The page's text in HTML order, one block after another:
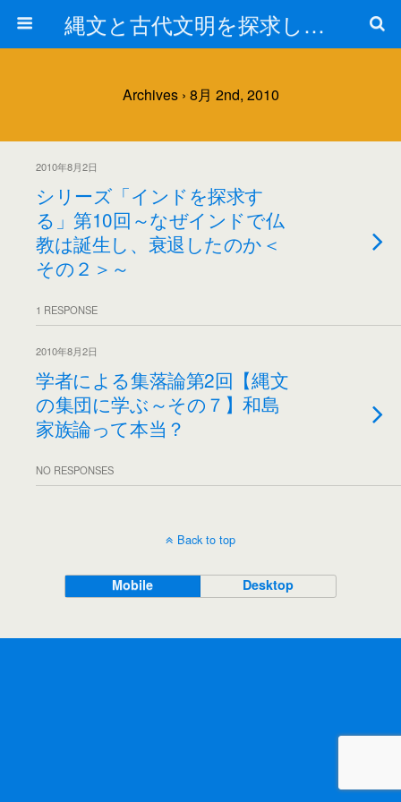
縄文と古代文明を探求しよう！
Archives › 8月 2nd, 2010
2010年8月2日
シリーズ「インドを探求す
る」第10回～なぜインドで仏
教は誕生し、衰退したのか＜
その２＞～
1 RESPONSE
2010年8月2日
学者による集落論第2回【縄文
の集団に学ぶ～その７】和島
家族論って本当？
NO RESPONSES
Back to top
Mobile Desktop